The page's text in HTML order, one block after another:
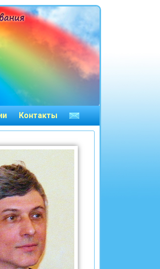
Контакты